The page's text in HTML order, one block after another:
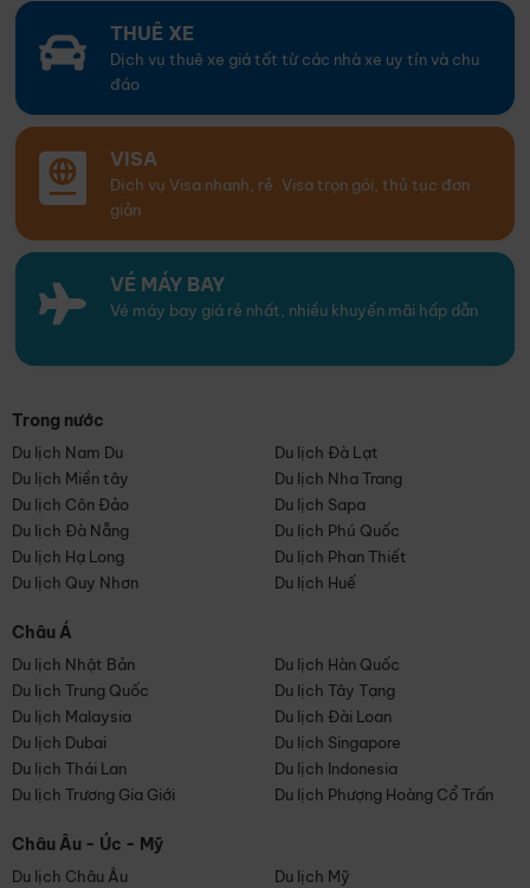
THUÊ XE
Dịch vụ thuê xe giá tốt từ các nhà xe uy tín và chu
đáo
VISA
Dịch vụ Visa nhanh, rẻ. Visa trọn gói, thủ tục đơn
giản
VÉ MÁY BAY
Vé máy bay giá rẻ nhất, nhiều khuyến mãi hấp dẫn
Trong nước
Du lịch Nam Du
Du lịch Đà Lạt
Du lịch Miền tây
Du lịch Nha Trang
Du lịch Côn Đảo
Du lịch Sapa
Du lịch Đà Nẵng
Du lịch Phú Quốc
Du lịch Hạ Long
Du lịch Phan Thiết
Du lịch Quy Nhơn
Du lịch Huế
Châu Á
Du lịch Nhật Bản
Du lịch Hàn Quốc
Du lịch Trung Quốc
Du lịch Tây Tạng
Du lịch Malaysia
Du lịch Đài Loan
Du lịch Dubai
Du lịch Singapore
Du lịch Thái Lan
Du lịch Indonesia
Du lịch Trương Gia Giới
Du lịch Phượng Hoàng Cổ Trấn
Châu Âu - Úc - Mỹ
Du lịch Châu Âu
Du lịch Mỹ